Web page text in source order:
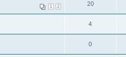
1 2 20
4
0